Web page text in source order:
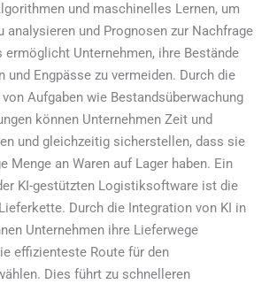
und maschinelles Lernen, um
analysieren und Prognosen zur Nachfrage
ermöglicht Unternehmen, ihre Bestände
und Engpässe zu vermeiden. Durch die
Aufgaben wie Bestandsüberwachung
können Unternehmen Zeit und
und gleichzeitig sicherstellen, dass sie
Menge an Waren auf Lager haben. Ein
KI-gestützten Logistiksoftware ist die
Durch die Integration von KI in
Unternehmen ihre Lieferwege
effizienteste Route für den
Dies führt zu schnelleren